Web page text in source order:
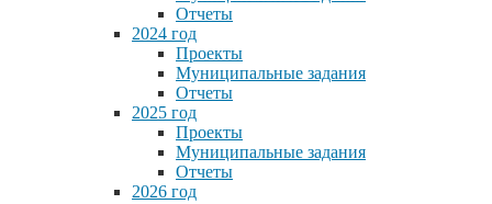
Отчеты
2024 год
Проекты
Муниципальные задания
Отчеты
2025 год
Проекты
Муниципальные задания
Отчеты
2026 год